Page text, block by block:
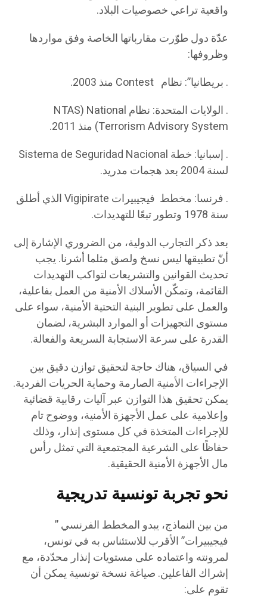
واقعية تراعي خصوصيات البلاد.
عدّة دول طوّرت مقارباتها الخاصة وفق مواردها
وظروفها:
. بريطانيا”: نظام Contest منذ 2003.
. الولايات المتحدة: نظام NTAS) National
Terrorism Advisory System) منذ 2011.
. إسبانيا: خطة Sistema de Seguridad Nacional
لسنة 2004 بعد هجمات مدريد.
. فرنسا: مخطط فيجيبيرات Vigipirate الذي أطلق
سنة 1978 وتطور تبعًا للتهديدات.
بعد ذكر التجارب الدولية، من الضروري الإشارة إلى
أنّ تطبيقها ليس نسخ ولصق مثلما أشرنا. يجب
تحديث القوانين والتشريعات لتواكب التهديدات
القائمة، وتمكّن الأسلاك الأمنية من العمل بفاعلية،
والعمل على تطوير البنية التحتية الأمنية، سواء على
مستوى التجهيزات أو الموارد البشرية، لضمان
القدرة على سرعة الاستجابة السريعة والفعالة.
في السياق، هناك حاجة لتحقيق توازن دقيق بين
الإجراءات الأمنية الصارمة وحماية الحريات الفردية.
يمكن تحقيق هذا التوازن عبر آليات رقابية قضائية
وإعلامية على عمل الأجهزة الأمنية، ووضوح تام
للإجراءات المتخذة في كل مستوى إنذار، وذلك
حفاظًا على الشرعية المجتمعية التي تمثل رأس
مال الأجهزة الأمنية الحقيقية.
نحو تجربة تونسية تدريجية
من بين النماذج، يبدو المخطط الفرنسي ”
فيجيبيرات” الأقرب للاستئناس به في تونس،
لمرونته واعتماده على مستويات إنذار محدّدة، مع
إشراك الفاعلين. صياغة نسخة تونسية يمكن أن
تقوم على: